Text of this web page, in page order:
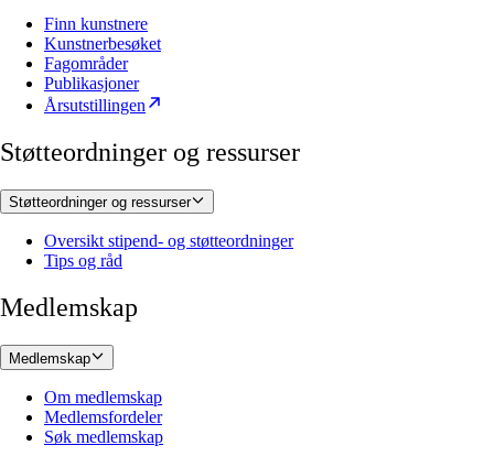
Finn kunstnere
Kunstnerbesøket
Fagområder
Publikasjoner
Årsutstillingen
Støtteordninger og ressurser
Støtteordninger og ressurser
Oversikt stipend- og støtteordninger
Tips og råd
Medlemskap
Medlemskap
Om medlemskap
Medlemsfordeler
Søk medlemskap